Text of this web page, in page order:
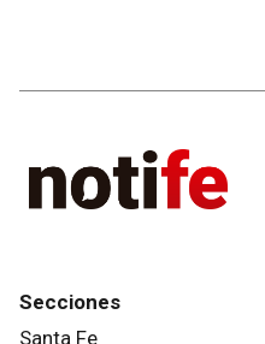
Secciones
Santa Fe